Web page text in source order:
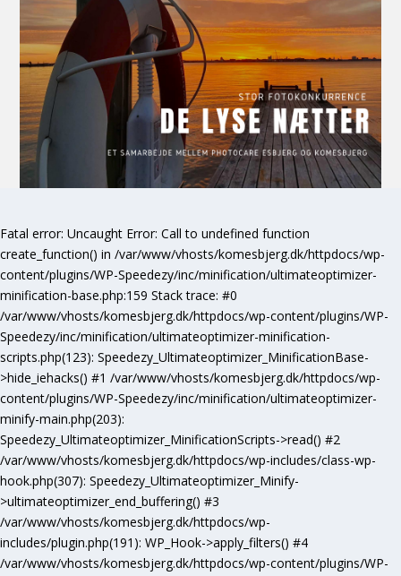
Fatal error: Uncaught Error: Call to undefined function
create_function() in /var/www/vhosts/komesbjerg.dk/httpdocs/wp-
content/plugins/WP-Speedezy/inc/minification/ultimateoptimizer-
minification-base.php:159 Stack trace: #0
/var/www/vhosts/komesbjerg.dk/httpdocs/wp-content/plugins/WP-
Speedezy/inc/minification/ultimateoptimizer-minification-
scripts.php(123): Speedezy_Ultimateoptimizer_MinificationBase-
>hide_iehacks() #1 /var/www/vhosts/komesbjerg.dk/httpdocs/wp-
content/plugins/WP-Speedezy/inc/minification/ultimateoptimizer-
minify-main.php(203):
Speedezy_Ultimateoptimizer_MinificationScripts->read() #2
/var/www/vhosts/komesbjerg.dk/httpdocs/wp-includes/class-wp-
hook.php(307): Speedezy_Ultimateoptimizer_Minify-
>ultimateoptimizer_end_buffering() #3
/var/www/vhosts/komesbjerg.dk/httpdocs/wp-
includes/plugin.php(191): WP_Hook->apply_filters() #4
/var/www/vhosts/komesbjerg.dk/httpdocs/wp-content/plugins/WP-